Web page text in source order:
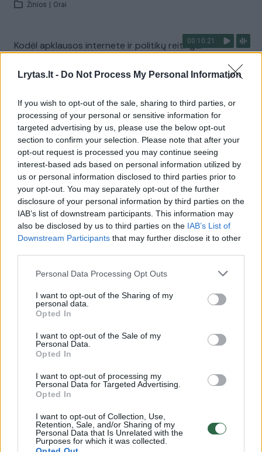
Lrytas.lt - Do Not Process My Personal Information
If you wish to opt-out of the sale, sharing to third parties, or
processing of your personal or sensitive information for
targeted advertising by us, please use the below opt-out
section to confirm your selection. Please note that after your
opt-out request is processed you may continue seeing
interest-based ads based on personal information utilized by
us or personal information disclosed to third parties prior to
your opt-out. You may separately opt-out of the further
disclosure of your personal information by third parties on the
IAB’s list of downstream participants. This information may
also be disclosed by us to third parties on the IAB’s List of
Downstream Participants that may further disclose it to other
Personal Data Processing Opt Outs
I want to opt-out of the Sharing of my
personal data.
Opted In
I want to opt-out of the Sale of my
Personal Data.
Opted In
I want to opt-out of processing my
Personal Data for Targeted Advertising.
Opted In
I want to opt-out of Collection, Use,
Retention, Sale, and/or Sharing of my
Personal Data that Is Unrelated with the
Purposes for which it was collected.
Žinios Orai
00:10:21
Kodėl apklausos internete ir politikų reitingai
Laidos | Informacinis skydas
Visi įrašai
Žiūrimiausi įrašai
00:00:30
Vaizdai iš tragiškos avarijos Vilniaus r.: dviejų moterų ir
vaiko gyvybių išgelbėti nepavyko
32 laipsnių šilumos
Nufilmavo, kaip patvino Vilniaus Vakarinis aplinkkelis:
vaizdas pribloškia
Žinios | Lietuvos diena
00:05:25
K. Prunskienės brolis prisiminė jaudinančią akimirką